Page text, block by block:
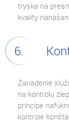
tryska na
kvality
Zariadenie
na kontrolu
princípe
kontrole